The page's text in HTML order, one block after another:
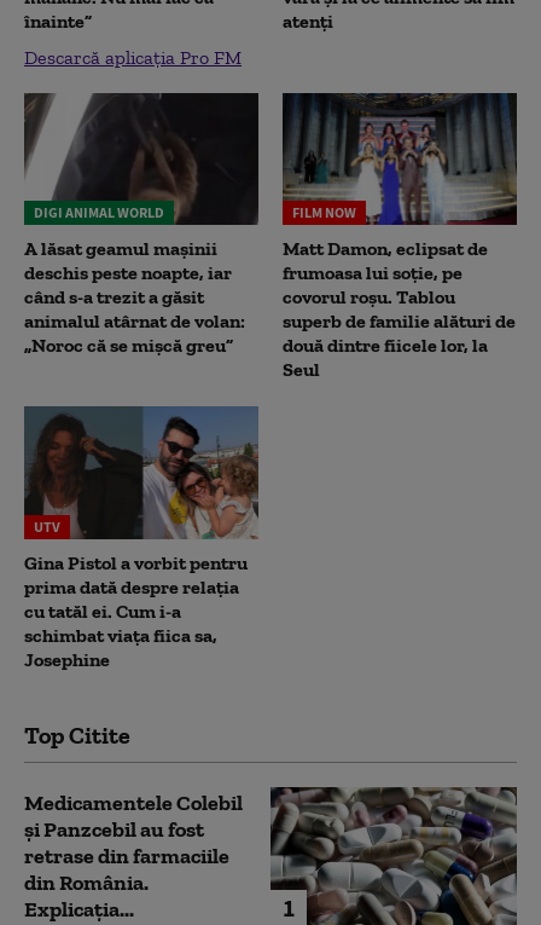
înainte”
Descarcă aplicația Pro FM
atenți
DIGI ANIMAL WORLD
A lăsat geamul mașinii
deschis peste noapte, iar
când s-a trezit a găsit
animalul atârnat de volan:
„Noroc că se mișcă greu”
FILM NOW
Matt Damon, eclipsat de
frumoasa lui soție, pe
covorul roșu. Tablou
superb de familie alături de
două dintre fiicele lor, la
Seul
UTV
Gina Pistol a vorbit pentru
prima dată despre relația
cu tatăl ei. Cum i-a
schimbat viața fiica sa,
Josephine
Top Citite
1
Medicamentele Colebil
și Panzcebil au fost
retrase din farmaciile
din România.
Explicația...